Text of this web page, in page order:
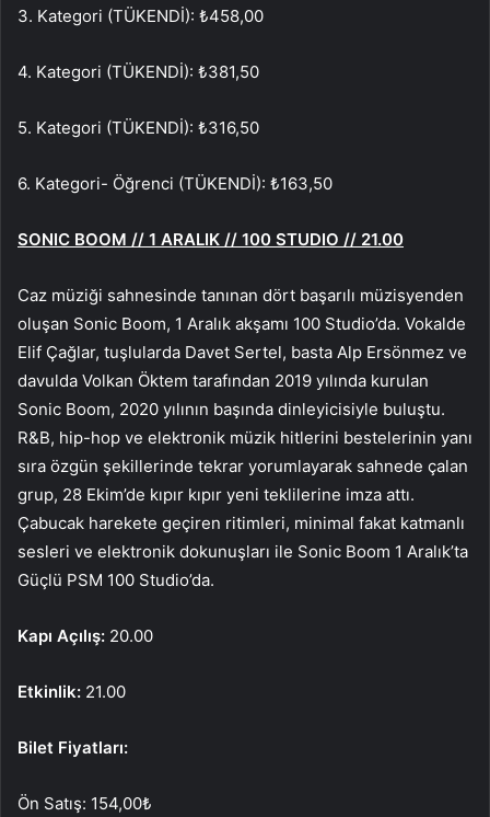
3. Kategori (TÜKENDİ): ₺458,00
4. Kategori (TÜKENDİ): ₺381,50
5. Kategori (TÜKENDİ): ₺316,50
6. Kategori- Öğrenci (TÜKENDİ): ₺163,50
SONIC BOOM // 1 ARALIK // 100 STUDIO // 21.00
Caz müziği sahnesinde tanınan dört başarılı müzisyenden
oluşan Sonic Boom, 1 Aralık akşamı 100 Studio’da. Vokalde
Elif Çağlar, tuşlularda Davet Sertel, basta Alp Ersönmez ve
davulda Volkan Öktem tarafından 2019 yılında kurulan
Sonic Boom, 2020 yılının başında dinleyicisiyle buluştu.
R&B, hip-hop ve elektronik müzik hitlerini bestelerinin yanı
sıra özgün şekillerinde tekrar yorumlayarak sahnede çalan
grup, 28 Ekim’de kıpır kıpır yeni teklilerine imza attı.
Çabucak harekete geçiren ritimleri, minimal fakat katmanlı
sesleri ve elektronik dokunuşları ile Sonic Boom 1 Aralık’ta
Güçlü PSM 100 Studio’da.
Kapı Açılış: 20.00
Etkinlik: 21.00
Bilet Fiyatları:
Ön Satış: 154,00₺